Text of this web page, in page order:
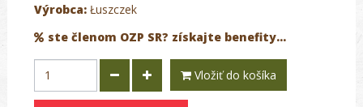
Výrobca: Łuszczek
ste členom OZP SR? získajte benefity...
Vložiť do košíka